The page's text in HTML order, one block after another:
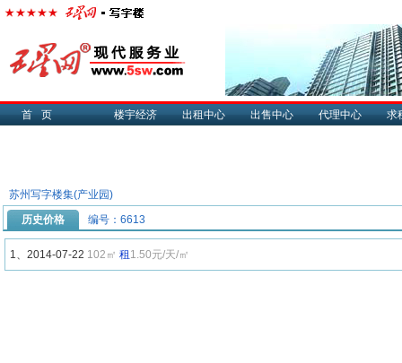
首页 楼宇经济 出租中心 出售中心 代理中心 求
苏州写字楼集(产业园)
历史价格
编号：6613
1、2014-07-22 102㎡ 租 1.50元/天/㎡